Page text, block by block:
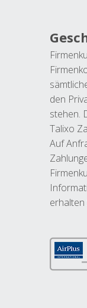
den
stehen.
Talixo
Auf
erhalten